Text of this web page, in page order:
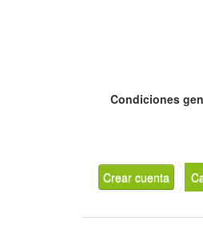
Condiciones
Crear cuenta